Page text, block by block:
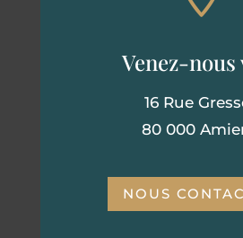
Venez-
16 Rue
80 000
NOUS